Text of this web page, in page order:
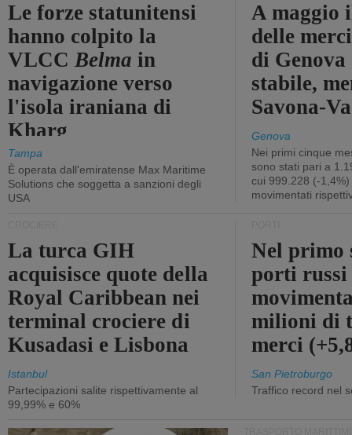
Le forze statunitensi
hanno colpito la
VLCCBelma in
navigazione verso
l'isola iraniana di
Kharg
Tampa
È operata dall'emiratense Max Maritime
Solutions che soggetta a sanzioni degli
USA
A maggio
delle
di
stabile,
Savona-
Genova
Nei primi cinque
sono stati pari a
cui 999.228 (-
movimentati
La turca GIH
acquisisce quote della
Royal Caribbean nei
terminal crociere di
Kusadasi e Lisbona
Istanbul
Partecipazioni salite rispettivamente al
99,99% e 60%
Nel primo
porti russi
milioni di
merci
San Pietroburgo
Traffico record nel